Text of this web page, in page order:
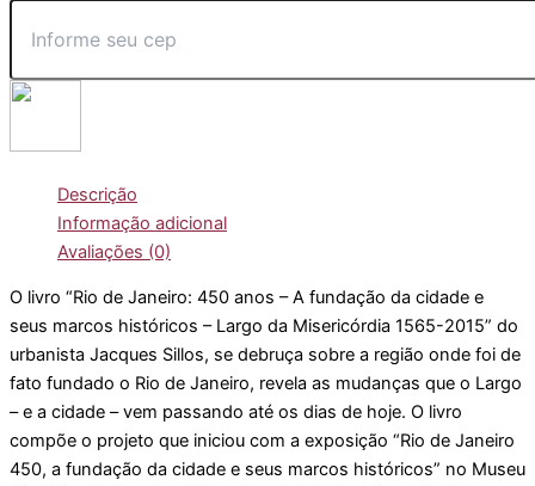
Descrição
Informação adicional
Avaliações (0)
O livro “Rio de Janeiro: 450 anos – A fundação da cidade e
seus marcos históricos – Largo da Misericórdia 1565-2015” do
urbanista Jacques Sillos, se debruça sobre a região onde foi de
fato fundado o Rio de Janeiro, revela as mudanças que o Largo
– e a cidade – vem passando até os dias de hoje. O livro
compõe o projeto que iniciou com a exposição “Rio de Janeiro
450, a fundação da cidade e seus marcos históricos” no Museu